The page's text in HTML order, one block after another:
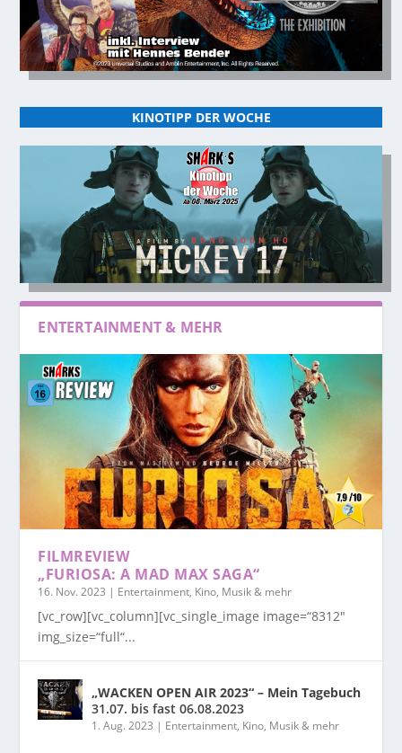
KINOTIPP DER WOCHE
ENTERTAINMENT & MEHR
FILMREVIEW
„FURIOSA: A MAD MAX SAGA“
16. Nov. 2023 | Entertainment, Kino, Musik & mehr
[vc_row][vc_column][vc_single_image image=“8312″
img_size=“full“...
„WACKEN OPEN AIR 2023“ – Mein Tagebuch
31.07. bis fast 06.08.2023
1. Aug. 2023 | Entertainment, Kino, Musik & mehr